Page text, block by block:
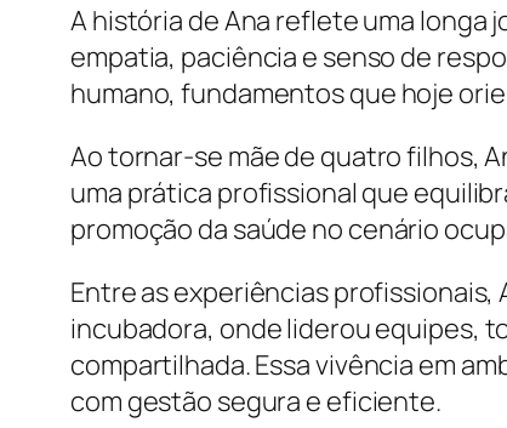
A história de Ana reflete uma longa
empatia, paciência e senso de
humano, fundamentos que hoje
Ao tornar-se mãe de quatro filhos,
uma prática profissional que
promoção da saúde no cenário
Entre as experiências
incubadora, onde liderou equipes,
compartilhada. Essa vivência em
com gestão segura e eficiente.